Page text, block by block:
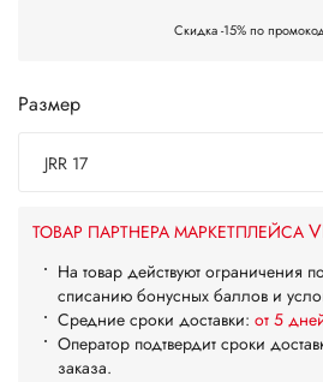
Скидка -15% по
Размер
JRR 17
ТОВАР ПАРТНЕРА МАРКЕТПЛЕЙСА
На товар действуют ограничения
списанию бонусных баллов и
Средние сроки доставки: от 5
Оператор подтвердит сроки
заказа.